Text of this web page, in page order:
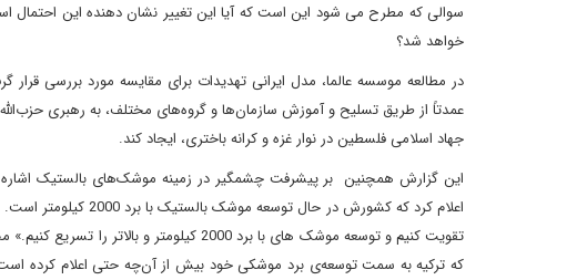
سوالی که مطرح می شود این است که آیا این تغییر نشان دهنده این احتمال
خواهد شد؟
در مطالعه موسسه عالما، مدل ایرانی تهدیدات برای مقایسه مورد بررسی قرار
عمدتاً از طریق تسلیح و آموزش سازمان‌ها و گروه‌های مختلف، به رهبری
جهاد اسلامی فلسطین در نوار غزه و کرانه باختری، ایجاد کند.
این گزارش همچنین بر پیشرفت چشمگیر در زمینه موشک‌های بالستیک اشاره
تقویت کنیم و توسعه موشک های با برد 2000